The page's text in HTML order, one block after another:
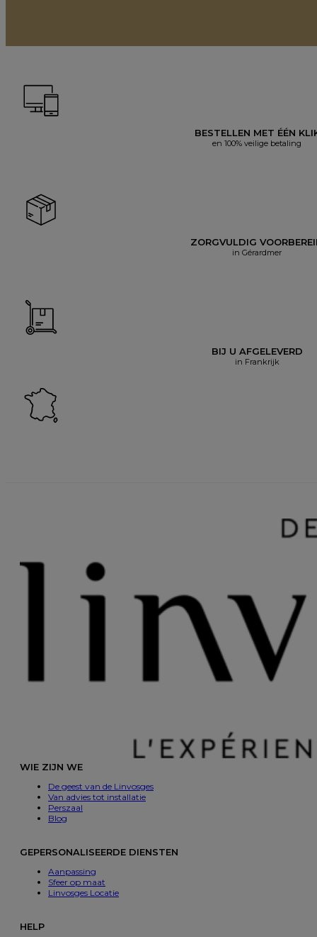
BESTELLEN MET ÉÉN
en 100% veilige betaling
ZORGVULDIG
in Gérardmer
BIJ U AFGELEVERD
in Frankrijk
WIE ZIJN WE
De geest van de Linvosges
Van advies tot installatie
Perszaal
Blog
GEPERSONALISEERDE DIENSTEN
Aanpassing
Sfeer op maat
Linvosges Locatie
HELP